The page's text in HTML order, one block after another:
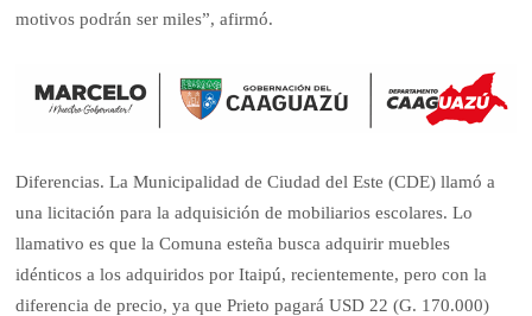
motivos podrán ser miles”, afirmó.
Diferencias. La Municipalidad de Ciudad del Este (CDE) llamó a
una licitación para la adquisición de mobiliarios escolares. Lo
llamativo es que la Comuna esteña busca adquirir muebles
idénticos a los adquiridos por Itaipú, recientemente, pero con la
diferencia de precio, ya que Prieto pagará USD 22 (G. 170.000)